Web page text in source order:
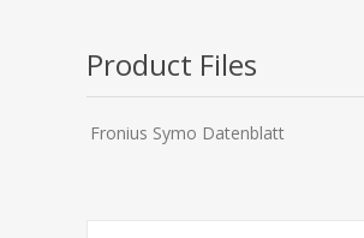
Product Files
Fronius Symo Datenblatt